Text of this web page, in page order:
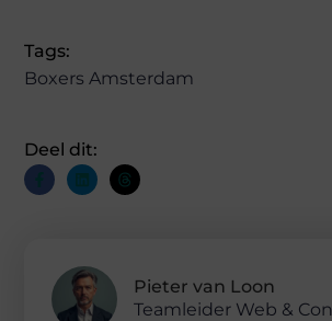
Tags:
Boxers Amsterdam
Deel dit:
Pieter van Loon
Teamleider Web &